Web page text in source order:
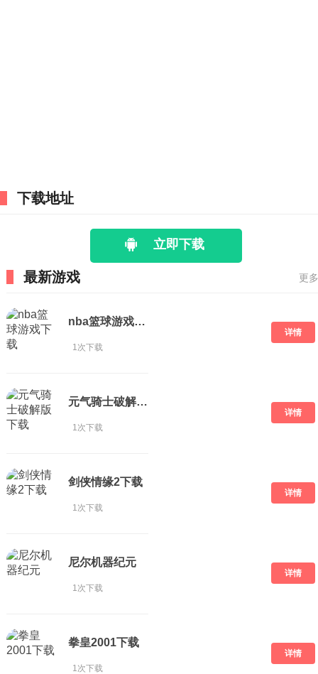
下载地址
立即下载
最新游戏 更
nba篮球游戏下载
1次下载
详情
元气骑士破解版 下载
1次下载
详情
剑侠情缘2下载
1次下载
详情
尼尔机器纪元
1次下载
详情
拳皇2001下载
1次下载
详情